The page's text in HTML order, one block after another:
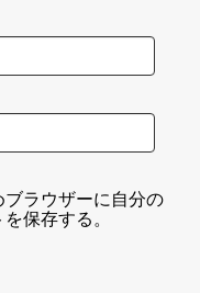
ラウザーに自分の
保存する。